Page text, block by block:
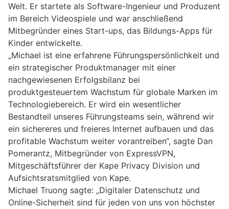
Welt. Er startete als Software-Ingenieur und Produzent
im Bereich Videospiele und war anschließend
Mitbegründer eines Start-ups, das Bildungs-Apps für
Kinder entwickelte.
„Michael ist eine erfahrene Führungspersönlichkeit und
ein strategischer Produktmanager mit einer
nachgewiesenen Erfolgsbilanz bei
produktgesteuertem Wachstum für globale Marken im
Technologiebereich. Er wird ein wesentlicher
Bestandteil unseres Führungsteams sein, während wir
ein sichereres und freieres Internet aufbauen und das
profitable Wachstum weiter vorantreiben“, sagte Dan
Pomerantz, Mitbegründer von ExpressVPN,
Mitgeschäftsführer der Kape Privacy Division und
Aufsichtsratsmitglied von Kape.
Michael Truong sagte: „Digitaler Datenschutz und
Online-Sicherheit sind für jeden von uns von höchster